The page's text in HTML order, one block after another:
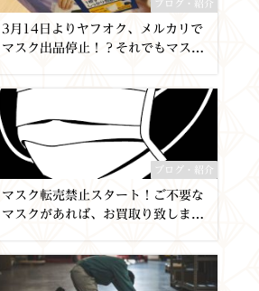
ブログ・紹介
3月14日よりヤフオク、メルカリで
マスク出品停止！？それでもマスク
屋かんてい局亀有店は社会貢献しま
す✨】コロナウイルス 東京 千葉 買
取
ブログ・紹介
マスク転売禁止スタート！ご不要な
マスクがあれば、お買取り致しま
千葉 足立区 コロナウイルス